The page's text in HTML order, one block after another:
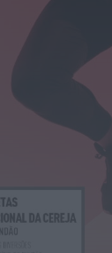
de
que...
do Alto
do Alto